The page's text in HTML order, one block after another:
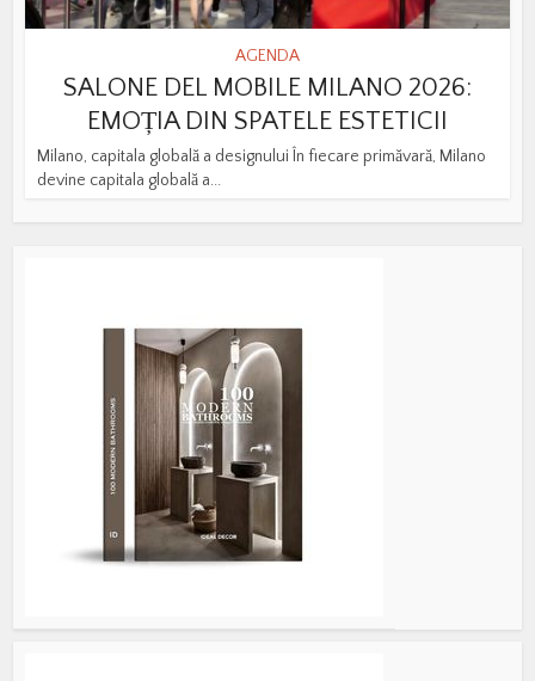
AGENDA
SALONE DEL MOBILE MILANO 2026:
EMOȚIA DIN SPATELE ESTETICII
Milano, capitala globală a designului În fiecare primăvară, Milano
devine capitala globală a...